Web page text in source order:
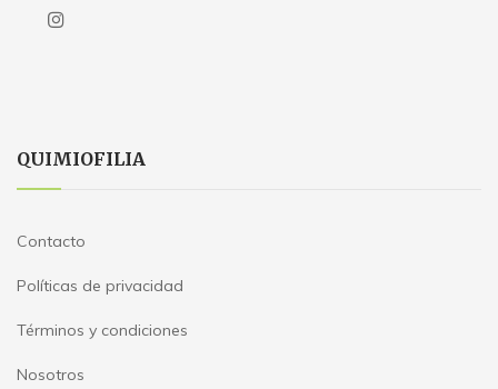
QUIMIOFILIA
Contacto
Políticas de privacidad
Términos y condiciones
Nosotros